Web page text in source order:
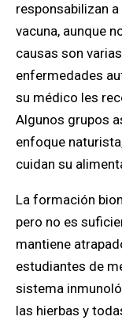
responsabilizan
vacuna, aunque
causas son
enfermedades
su médico les
Algunos grupos
enfoque
cuidan su
La formación biomédica resulta útil en la pandemia,
pero no es
mantiene
estudiantes de
sistema
las hierbas y